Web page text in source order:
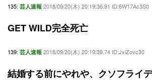
135: 芸人速報 2018/09/20(木) 20:19:36.91 ID:6W17Ac3S0
GET WILD完全死亡
139: 芸人速報 2018/09/20(木) 20:19:39.74 ID:JxiZovc30
結婚する前にやれや、クソフライ